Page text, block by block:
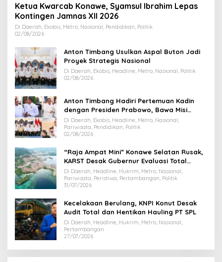
Ketua Kwarcab Konawe, Syamsul Ibrahim Lepas
Kontingen Jamnas XII 2026
Di Daerah, Ekobis, Metro, Nasional, Pendidikan, Politik
02/08/2026
Anton Timbang Usulkan Aspal Buton Jadi
Proyek Strategis Nasional
Di Daerah, Ekobis, Headline, Metro, Nasional, Politik
02/08/2026
Anton Timbang Hadiri Pertemuan Kadin
dengan Presiden Prabowo, Bawa Misi
Majukan Ekonomi Sultra
Di Daerah, Ekobis, Headline, Metro, Nasional,
Pariwisata, Pendidikan, Politik
02/08/2026
“Raja Ampat Mini” Konawe Selatan Rusak,
KARST Desak Gubernur Evaluasi Total
Dispar Sultra
Di Daerah, Headline, Hukrim, Metro, Nasional,
Pariwisata, Peristiwa, Pertambangan, Politik
31/07/2026
Kecelakaan Berulang, KNPI Konut Desak
Audit Total dan Hentikan Hauling PT SPL
Di Daerah, Headline, Hukrim, Metro, Nasional,
Pertambangan
27/07/2026